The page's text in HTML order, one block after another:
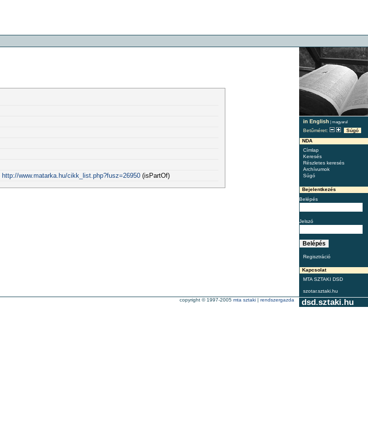
in English | magyarul
Betűméret:
Súgó
NDA
Címlap
Keresés
Részletes keresés
Archívumok
Súgó
Bejelentkezés
Belépés
Jelszó
Regisztráció
Kapcsolat
MTA SZTAKI DSD
szotar.sztaki.hu
http://www.matarka.hu/cikk_list.php?fusz=26950(isPartOf)
dsd.sztaki.hu
copyright © 1997-2005 mta sztaki | rendszergazda